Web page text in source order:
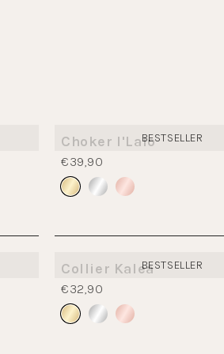
Choker I'Lalo
€39,90
BESTSELLER
Collier Kalea
€32,90
BESTSELLER